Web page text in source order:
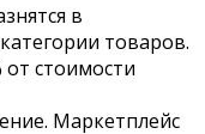
в
товаров.
от стоимости
Маркетплейс